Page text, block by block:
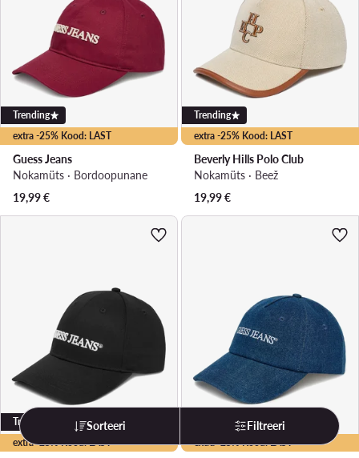
extra -25% Kood: LAST
Trending
Guess Jeans
Nokamüts · Bordoopunane
19,99€
extra -25% Kood: LAST
Trending
Beverly Hills Polo Club
Nokamüts · Beež
19,99€
extra -25% Kood: LAST
Trending
extra -25% Kood: LAST
Sorteeri Filtreeri